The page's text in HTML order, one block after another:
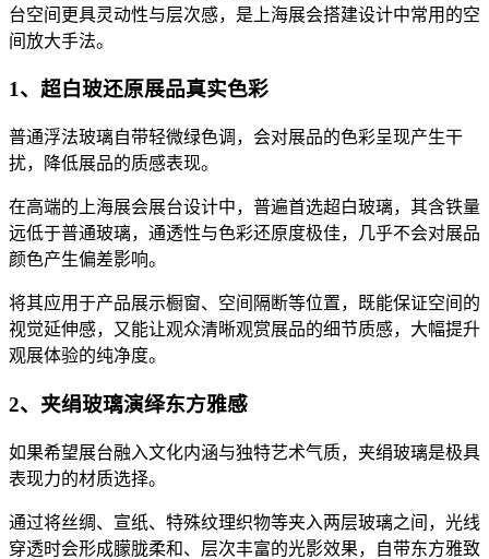
台空间更具灵动性与层次感，是上海展会搭建设计中常用的空
间放大手法。
1、超白玻还原展品真实色彩
普通浮法玻璃自带轻微绿色调，会对展品的色彩呈现产生干
扰，降低展品的质感表现。
在高端的上海展会展台设计中，普遍首选超白玻璃，其含铁量
远低于普通玻璃，通透性与色彩还原度极佳，几乎不会对展品
颜色产生偏差影响。
将其应用于产品展示橱窗、空间隔断等位置，既能保证空间的
视觉延伸感，又能让观众清晰观赏展品的细节质感，大幅提升
观展体验的纯净度。
2、夹绢玻璃演绎东方雅感
如果希望展台融入文化内涵与独特艺术气质，夹绢玻璃是极具
表现力的材质选择。
通过将丝绸、宣纸、特殊纹理织物等夹入两层玻璃之间，光线
穿透时会形成朦胧柔和、层次丰富的光影效果，自带东方雅致